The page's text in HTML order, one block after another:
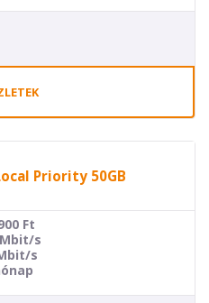
Priority 50GB
Ft
s
s